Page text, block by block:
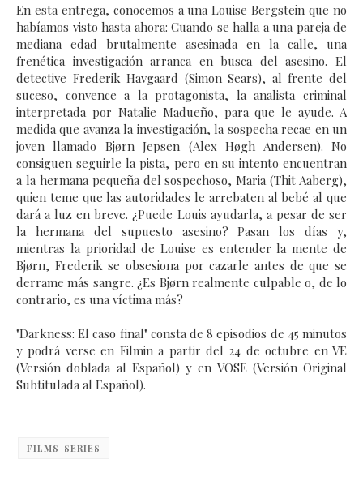
En esta entrega, conocemos a una Louise Bergstein que no
habíamos visto hasta ahora: Cuando se halla a una pareja de
mediana edad brutalmente asesinada en la calle, una
frenética investigación arranca en busca del asesino. El
detective Frederik Havgaard (Simon Sears), al frente del
suceso, convence a la protagonista, la analista criminal
interpretada por Natalie Madueño, para que le ayude. A
medida que avanza la investigación, la sospecha recae en un
joven llamado Bjørn Jepsen (Alex Høgh Andersen). No
consiguen seguirle la pista, pero en su intento encuentran
a la hermana pequeña del sospechoso, Maria (Thit Aaberg),
quien teme que las autoridades le arrebaten al bebé al que
dará a luz en breve. ¿Puede Louis ayudarla, a pesar de ser
la hermana del supuesto asesino? Pasan los días y,
mientras la prioridad de Louise es entender la mente de
Bjørn, Frederik se obsesiona por cazarle antes de que se
derrame más sangre. ¿Es Bjørn realmente culpable o, de lo
contrario, es una víctima más?
"Darkness: El caso final" consta de 8 episodios de 45 minutos
y podrá verse en Filmin a partir del 24 de octubre en VE
(Versión doblada al Español) y en VOSE (Versión Original
Subtitulada al Español).
FILMS-SERIES